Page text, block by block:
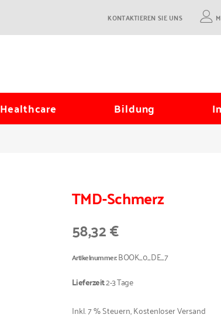
KONTAKTIEREN SIE UNS
Healthcare Bildung
TMD-Schmerz
58,32 €
Artikelnummer BOOK_0_DE_7
Lieferzeit2-3 Tage
Inkl. 7 % Steuern,Kostenloser Versand